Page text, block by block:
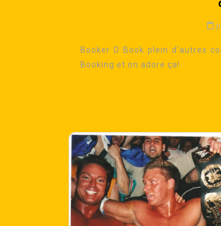
Booker D Book plein d'autres
Booking et on adore ça!